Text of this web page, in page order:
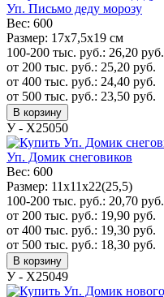
Уп. Письмо деду морозу
Вес: 600
Размер: 17x7,5x19 см
100-200 тыс. руб.: 26,20 руб.
от 200 тыс. руб.: 25,20 руб.
от 400 тыс. руб.: 24,40 руб.
от 500 тыс. руб.: 23,50 руб.
В корзину
У - Х25050
Уп. Домик снеговиков
Вес: 600
Размер: 11х11х22(25,5)
100-200 тыс. руб.: 20,70 руб.
от 200 тыс. руб.: 19,90 руб.
от 400 тыс. руб.: 19,30 руб.
от 500 тыс. руб.: 18,30 руб.
В корзину
У - Х25049